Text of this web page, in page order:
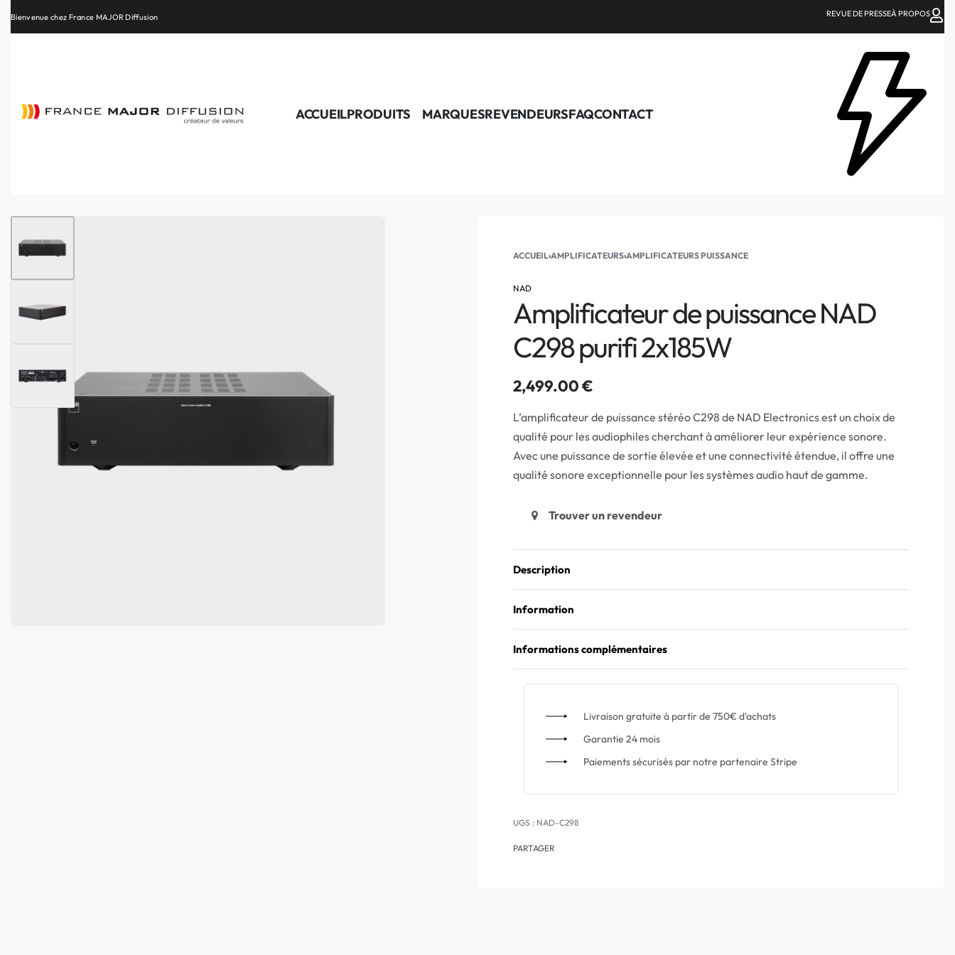
Retrouvez les plus belles marques de la HiFi, de l’intégration et du Home Cinéma
REVUE DE PRESSEÀ PROPOS
ACCUEILPRODUITS MARQUESREVENDEURSFAQCONTACT
ACCUEIL›AMPLIFICATEURS›AMPLIFICATEURS PUISSANCE
NAD
Amplificateur de puissance NAD
C298 purifi 2x185W
2,499.00€
L’amplificateur de puissance stéréo C298 de NAD Electronics est un choix de
qualité pour les audiophiles cherchant à améliorer leur expérience sonore.
Avec une puissance de sortie élevée et une connectivité étendue, il offre une
qualité sonore exceptionnelle pour les systèmes audio haut de gamme.
Trouver un revendeur
Description
Information
Informations complémentaires
Livraison gratuite à partir de 750€ d'achats
Garantie 24 mois
Paiements sécurisés par notre partenaire Stripe
NAD-C298
PARTAGER